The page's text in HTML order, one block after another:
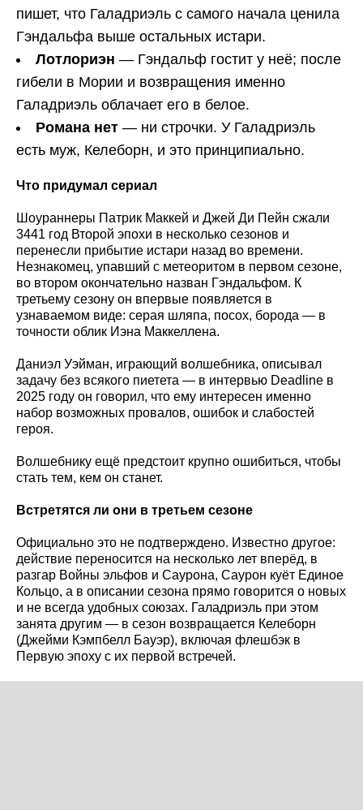
пишет, что Галадриэль с самого начала ценила
Гэндальфа выше остальных истари.
Лотлориэн — Гэндальф гостит у неё; после
гибели в Мории и возвращения именно
Галадриэль облачает его в белое.
Романа нет — ни строчки. У Галадриэль
есть муж, Келеборн, и это принципиально.
Что придумал сериал
Шоураннеры Патрик Маккей и Джей Ди Пейн сжали
3441 год Второй эпохи в несколько сезонов и
перенесли прибытие истари назад во времени.
Незнакомец, упавший с метеоритом в первом сезоне,
во втором окончательно назван Гэндальфом. К
третьему сезону он впервые появляется в
узнаваемом виде: серая шляпа, посох, борода — в
точности облик Иэна Маккеллена.
Даниэл Уэйман, играющий волшебника, описывал
задачу без всякого пиетета — в интервью Deadline в
2025 году он говорил, что ему интересен именно
набор возможных провалов, ошибок и слабостей
героя.
Волшебнику ещё предстоит крупно ошибиться, чтобы
стать тем, кем он станет.
Встретятся ли они в третьем сезоне
Официально это не подтверждено. Известно другое:
действие переносится на несколько лет вперёд, в
разгар Войны эльфов и Саурона, Саурон куёт Единое
Кольцо, а в описании сезона прямо говорится о новых
и не всегда удобных союзах. Галадриэль при этом
занята другим — в сезон возвращается Келеборн
(Джейми Кэмпбелл Бауэр), включая флешбэк в
Первую эпоху с их первой встречей.